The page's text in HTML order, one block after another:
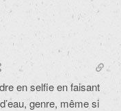
en selfie en faisant
genre, même si